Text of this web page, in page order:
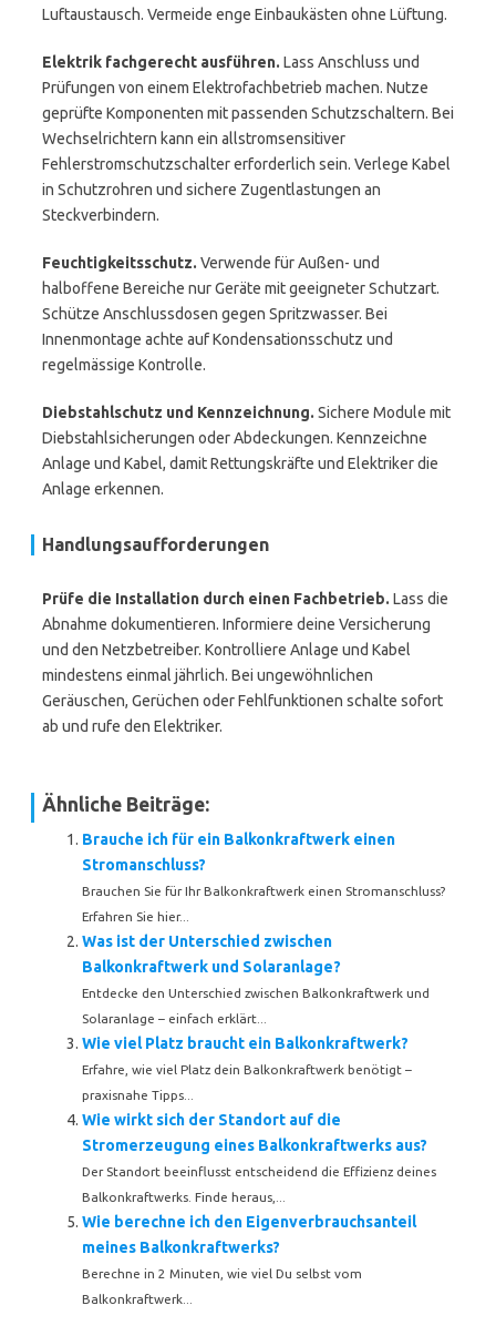
Luftaustausch. Vermeide enge Einbaukästen ohne Lüftung.
Elektrik fachgerecht ausführen. Lass Anschluss und
Prüfungen von einem Elektrofachbetrieb machen. Nutze
geprüfte Komponenten mit passenden Schutzschaltern. Bei
Wechselrichtern kann ein allstromsensitiver
Fehlerstromschutzschalter erforderlich sein. Verlege Kabel
in Schutzrohren und sichere Zugentlastungen an
Steckverbindern.
Feuchtigkeitsschutz. Verwende für Außen- und
halboffene Bereiche nur Geräte mit geeigneter Schutzart.
Schütze Anschlussdosen gegen Spritzwasser. Bei
Innenmontage achte auf Kondensationsschutz und
regelmässige Kontrolle.
Diebstahlschutz und Kennzeichnung. Sichere Module mit
Diebstahlsicherungen oder Abdeckungen. Kennzeichne
Anlage und Kabel, damit Rettungskräfte und Elektriker die
Anlage erkennen.
Handlungsaufforderungen
Prüfe die Installation durch einen Fachbetrieb. Lass die
Abnahme dokumentieren. Informiere deine Versicherung
und den Netzbetreiber. Kontrolliere Anlage und Kabel
mindestens einmal jährlich. Bei ungewöhnlichen
Geräuschen, Gerüchen oder Fehlfunktionen schalte sofort
ab und rufe den Elektriker.
Ähnliche Beiträge:
Brauche ich für ein Balkonkraftwerk einen
Stromanschluss?
Brauchen Sie für Ihr Balkonkraftwerk einen Stromanschluss?
Erfahren Sie hier...
Was ist der Unterschied zwischen
Balkonkraftwerk und Solaranlage?
Entdecke den Unterschied zwischen Balkonkraftwerk und
Solaranlage – einfach erklärt...
Wie viel Platz braucht ein Balkonkraftwerk?
Erfahre, wie viel Platz dein Balkonkraftwerk benötigt –
praxisnahe Tipps...
Wie wirkt sich der Standort auf die
Stromerzeugung eines Balkonkraftwerks aus?
Der Standort beeinflusst entscheidend die Effizienz deines
Balkonkraftwerks. Finde heraus,...
Wie berechne ich den Eigenverbrauchsanteil
meines Balkonkraftwerks?
Berechne in 2 Minuten, wie viel Du selbst vom
Balkonkraftwerk...